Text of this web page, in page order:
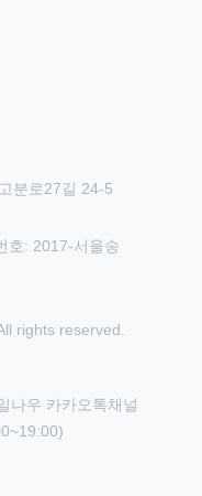
분로27길 24-5
호: 2017-서울송
rights reserved.
나우 카카오톡채널